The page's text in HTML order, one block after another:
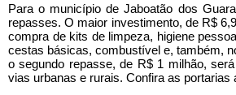
Para o município de Jaboatão dos
repasses. O maior investimento, de R$
compra de kits de limpeza, higiene
cestas básicas, combustível e, também,
o segundo repasse, de R$ 1 milhão,
vias urbanas e rurais. Confira as portarias